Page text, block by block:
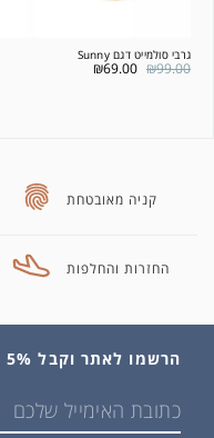
גרבי סולמייט דגם Sunny
₪99.00
₪69.00
קניה מאובטחת
החזרות והחלפות
הרשמו לאתר וקבל 5% הנחה בקנייה הראשונה